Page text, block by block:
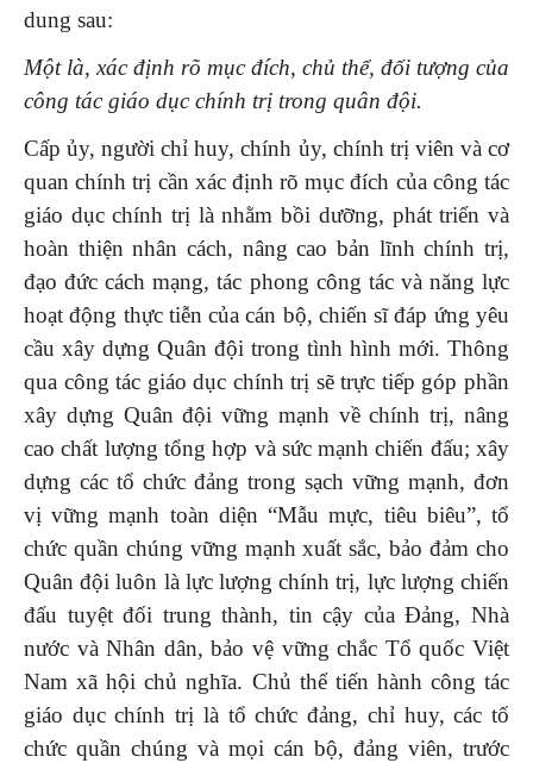
dung sau:
Một là, xác định rõ mục đích, chủ thể, đối tượng của
công tác giáo dục chính trị trong quân đội.
Cấp ủy, người chỉ huy, chính ủy, chính trị viên và cơ
quan chính trị cần xác định rõ mục đích của công tác
giáo dục chính trị là nhằm bồi dưỡng, phát triển và
hoàn thiện nhân cách, nâng cao bản lĩnh chính trị,
đạo đức cách mạng, tác phong công tác và năng lực
hoạt động thực tiễn của cán bộ, chiến sĩ đáp ứng yêu
cầu xây dựng Quân đội trong tình hình mới. Thông
qua công tác giáo dục chính trị sẽ trực tiếp góp phần
xây dựng Quân đội vững mạnh về chính trị, nâng
cao chất lượng tổng hợp và sức mạnh chiến đấu; xây
dựng các tổ chức đảng trong sạch vững mạnh, đơn
vị vững mạnh toàn diện “Mẫu mực, tiêu biêu”, tổ
chức quần chúng vững mạnh xuất sắc, bảo đảm cho
Quân đội luôn là lực lượng chính trị, lực lượng chiến
đấu tuyệt đối trung thành, tin cậy của Đảng, Nhà
nước và Nhân dân, bảo vệ vững chắc Tổ quốc Việt
Nam xã hội chủ nghĩa. Chủ thể tiến hành công tác
giáo dục chính trị là tổ chức đảng, chỉ huy, các tố
chức quần chúng và mọi cán bộ, đảng viên, trước